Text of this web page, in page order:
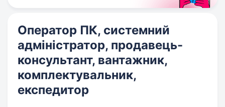
Оператор ПК, системний
адміністратор, продавець-
консультант, вантажник,
комплектувальник,
експедитор